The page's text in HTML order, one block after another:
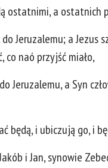
ostatnimi, a ostatnich
Jeruzalemu; a Jezus
co naó przyjść miało,
Jeruzalemu, a Syn
będą, i ubiczują go, i
i Jan, synowie